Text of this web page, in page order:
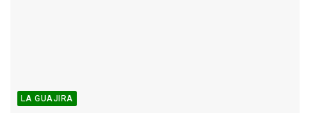
LA GUAJIRA